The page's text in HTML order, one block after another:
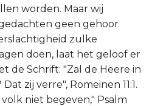
worden. Maar wij
geen gehoor
zulke
doen, laat het geloof er
de Schrift: "Zal de Heere in
zij verre", Romeinen 11:1.
niet begeven," Psalm